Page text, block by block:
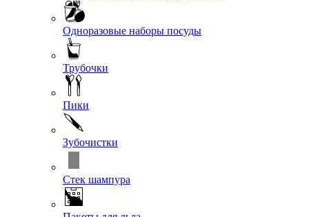
Одноразовые наборы посуды
Трубочки
Пики
Зубочистки
Стек шампура